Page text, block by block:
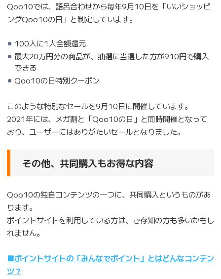
Qoo10では、語呂合わせから毎年9月10日を「いいショッピ
ングQoo10の日」と制定しています。
100人に1人全額還元
最大20万円分の商品が、抽選に当選した方が910円で購入
できる
Qoo10の日特別クーポン
このような特別なセールを9月10日に開催しています。
2021年には、メガ割と「Qoo10の日」と同時開催となって
おり、ユーザーにはありがたいセールとなりました。
その他、共同購入もお得な内容
Qoo10の独自コンテンツの一つに、共同購入というものがあ
ります。
ポイントサイトを利用している方は、ご存知の方も多いかもし
れません。
■ポイントサイトの「みんなでポイント」とはどんなコンテン
ツ？